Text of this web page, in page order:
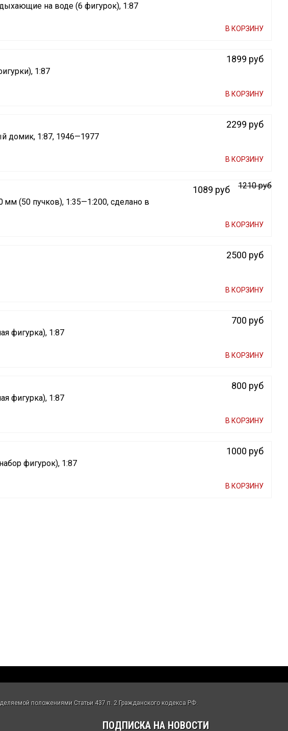
на воде (6 фигурок), 1:87
В КОРЗИНУ
1:87
1899 руб
В КОРЗИНУ
домик, 1:87, 1946—1977
2299 руб
В КОРЗИНУ
мм (50 пучков), 1:35—1:200, сделано в
1089 руб 1210 руб
В КОРЗИНУ
2500 руб
В КОРЗИНУ
фигурка), 1:87
700 руб
В КОРЗИНУ
фигурка), 1:87
800 руб
В КОРЗИНУ
фигурок), 1:87
1000 руб
В КОРЗИНУ
положениями Статьи 437 п. 2 Гражданского кодекса РФ.
ПОДПИСКА НА НОВОСТИ